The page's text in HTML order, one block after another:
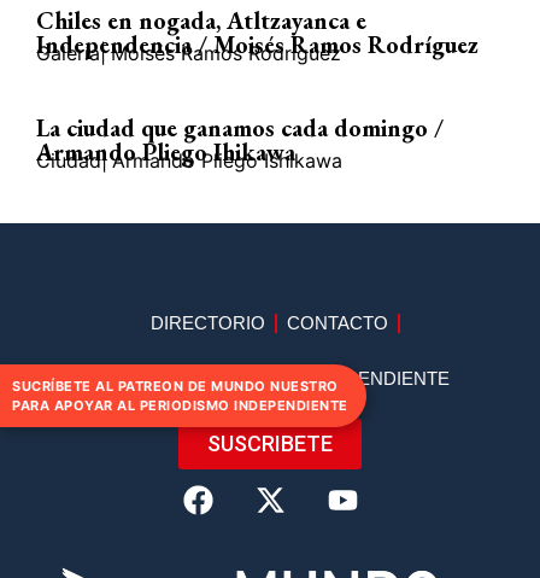
Chiles en nogada, Atltzayanca e
Independencia / Moisés Ramos Rodríguez
Galería| Moisés Ramos Rodríguez
La ciudad que ganamos cada domingo /
Armando Pliego Ihikawa
Ciudad| Armando Pliego Ishikawa
DIRECTORIO CONTACTO
APOYA AL PERIODISMO INDEPENDIENTE
SUSCRIBETE
SUCRÍBETE AL PATREON DE MUNDO NUESTRO
PARA APOYAR AL PERIODISMO INDEPENDIENTE